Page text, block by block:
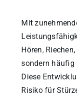
Mit
Hören,
sondern häufig
Diese
Risiko für